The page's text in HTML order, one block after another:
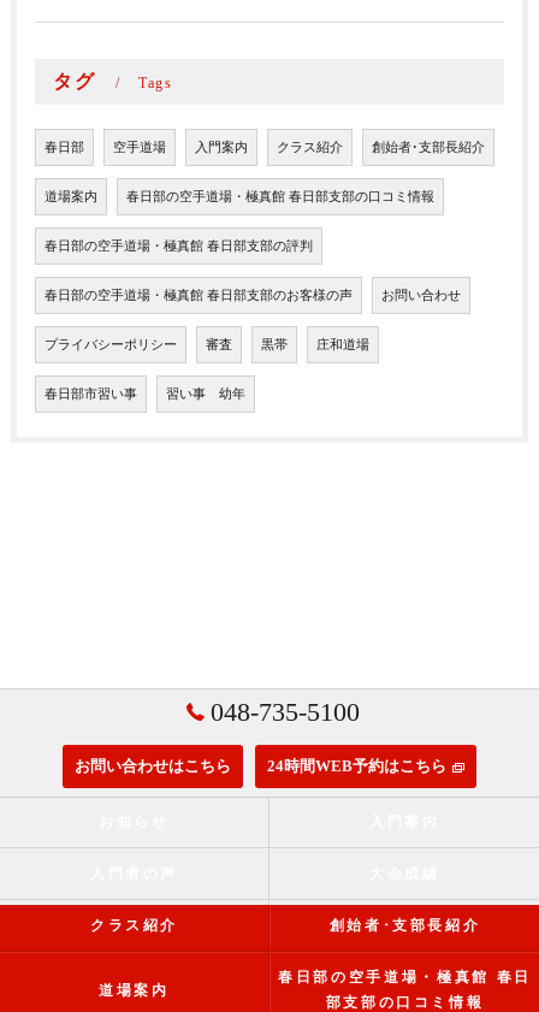
タグ Tags
春日部 空手道場 入門案内 クラス紹介 創始者･支部長紹介
道場案内 春日部の空手道場・極真館 春日部支部の口コミ情報
春日部の空手道場・極真館 春日部支部の評判
春日部の空手道場・極真館 春日部支部のお客様の声 お問い合わせ
プライバシーポリシー 審査 黒帯 庄和道場
春日部市習い事 習い事 幼年
048-735-5100
お問い合わせはこちら 24時間WEB予約はこちら
クラス紹介 創始者･支部長紹介
道場案内
春日部の空手道場・極真館 春日
部支部の口コミ情報